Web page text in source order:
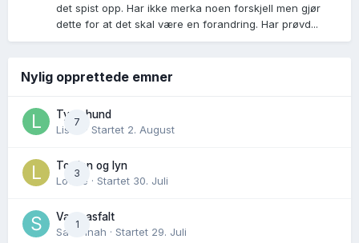
det spist opp. Har ikke merka noen forskjell men gjør
dette for at det skal være en forandring. Har prøvd...
Nylig opprettede emner
7
Tynn hund
Lisen
· Startet 2. August
3
Torden og lyn
Lovise · Startet 30. Juli
1
Varm asfalt
Savannah · Startet 29. Juli